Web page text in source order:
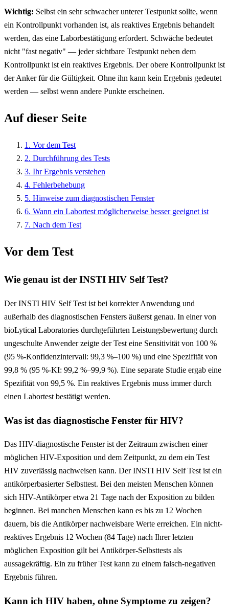
Wichtig: Selbst ein sehr schwacher unterer Testpunkt sollte, wenn
ein Kontrollpunkt vorhanden ist, als reaktives Ergebnis behandelt
werden, das eine Laborbestätigung erfordert. Schwäche bedeutet
nicht "fast negativ" — jeder sichtbare Testpunkt neben dem
Kontrollpunkt ist ein reaktives Ergebnis. Der obere Kontrollpunkt ist
der Anker für die Gültigkeit. Ohne ihn kann kein Ergebnis gedeutet
werden — selbst wenn andere Punkte erscheinen.
Auf dieser Seite
1. Vor dem Test
2. Durchführung des Tests
3. Ihr Ergebnis verstehen
4. Fehlerbehebung
5. Hinweise zum diagnostischen Fenster
6. Wann ein Labortest möglicherweise besser geeignet ist
7. Nach dem Test
Vor dem Test
Wie genau ist der INSTI HIV Self Test?
Der INSTI HIV Self Test ist bei korrekter Anwendung und
außerhalb des diagnostischen Fensters äußerst genau. In einer von
bioLytical Laboratories durchgeführten Leistungsbewertung durch
ungeschulte Anwender zeigte der Test eine Sensitivität von 100 %
(95 %-Konfidenzintervall: 99,3 %–100 %) und eine Spezifität von
99,8 % (95 %-KI: 99,2 %–99,9 %). Eine separate Studie ergab eine
Spezifität von 99,5 %. Ein reaktives Ergebnis muss immer durch
einen Labortest bestätigt werden.
Was ist das diagnostische Fenster für HIV?
Das HIV-diagnostische Fenster ist der Zeitraum zwischen einer
möglichen HIV-Exposition und dem Zeitpunkt, zu dem ein Test
HIV zuverlässig nachweisen kann. Der INSTI HIV Self Test ist ein
antikörperbasierter Selbsttest. Bei den meisten Menschen können
sich HIV-Antikörper etwa 21 Tage nach der Exposition zu bilden
beginnen. Bei manchen Menschen kann es bis zu 12 Wochen
dauern, bis die Antikörper nachweisbare Werte erreichen. Ein nicht-
reaktives Ergebnis 12 Wochen (84 Tage) nach Ihrer letzten
möglichen Exposition gilt bei Antikörper-Selbsttests als
aussagekräftig. Ein zu früher Test kann zu einem falsch-negativen
Ergebnis führen.
Kann ich HIV haben, ohne Symptome zu zeigen?